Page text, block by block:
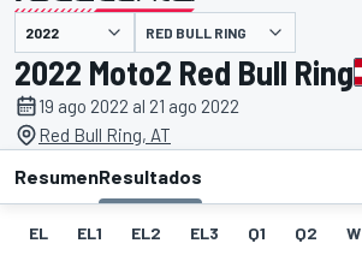
presentado por RED BULL RING
2022 Moto2 Red Bull Ring
19 ago 2022 al 21 ago 2022
Red Bull Ring, AT
ResumenResultados
EL EL1 EL2 EL3 Q1 Q2 W